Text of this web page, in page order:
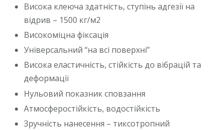
Висока клеюча здатність, ступінь адгезії на
відрив – 1500 кг/м2
Високоміцна фіксація
Універсальний “на всі поверхні”
Висока еластичність, стійкість до вібрацій та
деформації
Нульовий показник сповзання
Атмосферостійкість, водостійкість
Зручність нанесення – тиксотропний